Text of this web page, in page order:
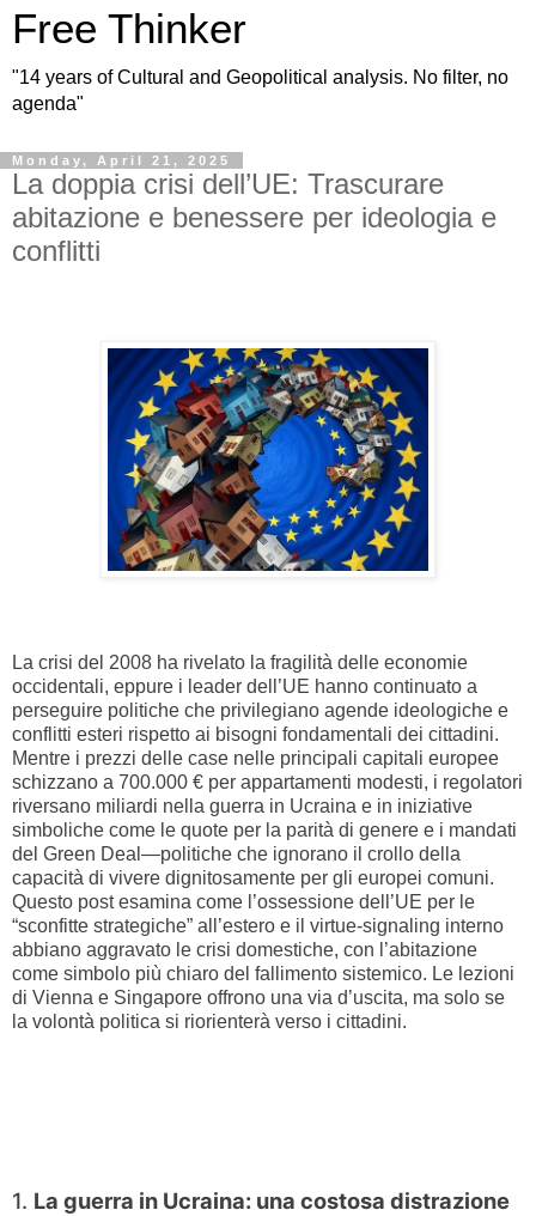
Free Thinker
"14 years of Cultural and Geopolitical analysis. No filter, no
agenda"
Monday, April 21, 2025
La doppia crisi dell’UE: Trascurare
abitazione e benessere per ideologia e
conflitti
La crisi del 2008 ha rivelato la fragilità delle economie
occidentali, eppure i leader dell’UE hanno continuato a
perseguire politiche che privilegiano agende ideologiche e
conflitti esteri rispetto ai bisogni fondamentali dei cittadini.
Mentre i prezzi delle case nelle principali capitali europee
schizzano a 700.000 € per appartamenti modesti, i regolatori
riversano miliardi nella guerra in Ucraina e in iniziative
simboliche come le quote per la parità di genere e i mandati
del Green Deal—politiche che ignorano il crollo della
capacità di vivere dignitosamente per gli europei comuni.
Questo post esamina come l’ossessione dell’UE per le
“sconfitte strategiche” all’estero e il virtue-signaling interno
abbiano aggravato le crisi domestiche, con l’abitazione
come simbolo più chiaro del fallimento sistemico. Le lezioni
di Vienna e Singapore offrono una via d’uscita, ma solo se
la volontà politica si riorienterà verso i cittadini.
1. La guerra in Ucraina: una costosa distrazione